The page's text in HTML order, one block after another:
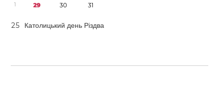
1 29 30 31
25 Католицький день Різдва